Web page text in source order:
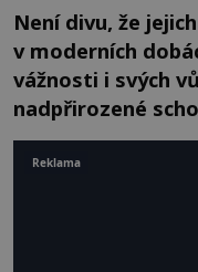
Není divu, že
v moderních
vážnosti i svých
nadpřirozené
Reklama